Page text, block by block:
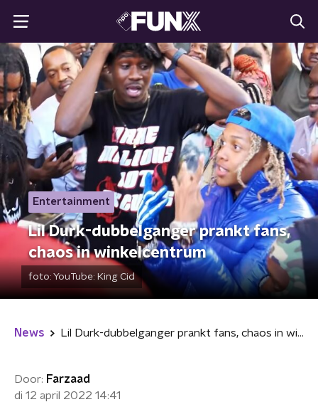
Entertainment
Lil Durk-dubbelganger prankt fans,
chaos in winkelcentrum
foto: YouTube: King Cid
News Lil Durk-dubbelganger prankt fans, chaos in winkelcentrum
Door: Farzaad
di 12 april 2022 14:41